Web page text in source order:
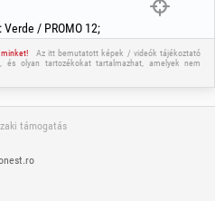
:Verde / PROMO 12;
Az itt bemutatott képek / videók tájékoztató
olyan tartozékokat tartalmazhat, amelyek nem
támogatás